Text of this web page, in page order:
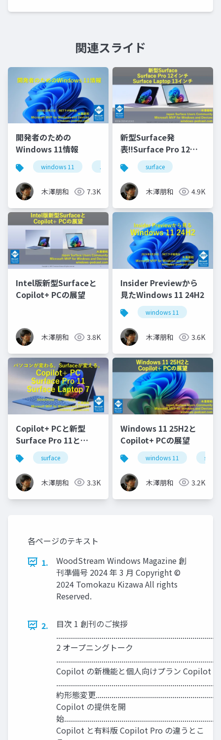
関連スライド
開発者のための
Windows 11情報
windows 11 .netラボ
木澤朋和 7.3K
新型Surface発
表!!Surface Pro 12イ
ンチとSurface Laptop
13インチ
surface
木澤朋和 4.9K
Intel版新型Surfaceと
Copilot+ PCの展望
木澤朋和 3.8K
Insider Previewから
見たWindows 11 24H2
windows 11
木澤朋和 3.6K
Copilot+ PCと新型
Surface Pro 11と
Surface Laptop 7
surface
木澤朋和 3.3K
Windows 11 25H2と
Copilot+ PCの展望
windows 11
木澤朋和 3.2K
各ページのテキスト
1.
WoodStream Windows Magazine 創
刊準備号 2024 年 3 月 Copyright ©
2024 Tomokazu Kizawa All rights
Reserved.
2.
目次 1 創刊のご挨拶
2 オープニングトーク
Copilot の新機能と個人向けプラン Copilot
約形態変更
Copilot の提供を開
始
Copilot と有料版 Copilot Pro の違うとこ